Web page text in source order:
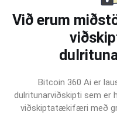
Við erum
Bitcoin 360 Ai er
dulritunarviðskipti sem er
viðskiptatækifæri með